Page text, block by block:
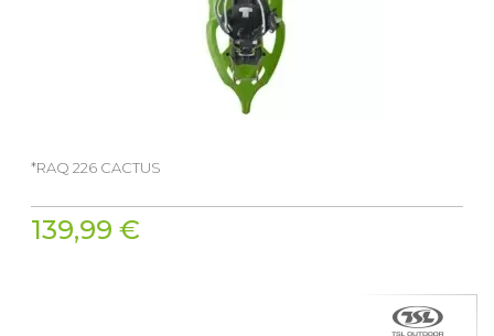
*RAQ 226 CACTUS
139,99 €